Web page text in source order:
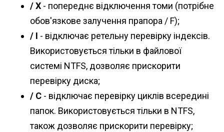
/ X - попереднє відключення томи (потрібне
обов'язкове залучення прапора / F);
/ I - відключає ретельну перевірку індексів.
Використовується тільки в файлової
системі NTFS, дозволяє прискорити
перевірку диска;
/ C - відключає перевірку циклів всередині
папок. Використовується тільки в NTFS,
також дозволяє прискорити перевірку;